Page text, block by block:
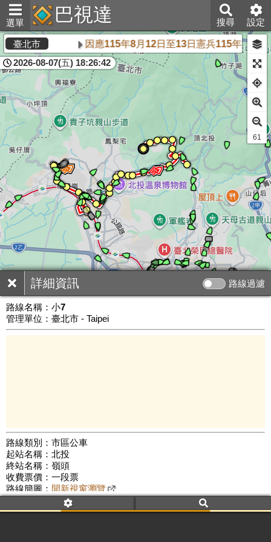
選單 巴視達 搜尋 設定
詳細資訊 路線過濾
路線名稱： 小7
管理單位：臺北市 - Taipei
路線類別：市區公車
起站名稱：北投
終站名稱：嶺頭
收費票價：一段票
路線簡圖： 開新視窗瀏覽
附屬名稱：小7經嶺腳珠海路
臺北市 因應115年8月12日至13日憲兵115年8月操
2026-08-07(五) 18:26:42
公車數量: 累計8773、上線7717
60